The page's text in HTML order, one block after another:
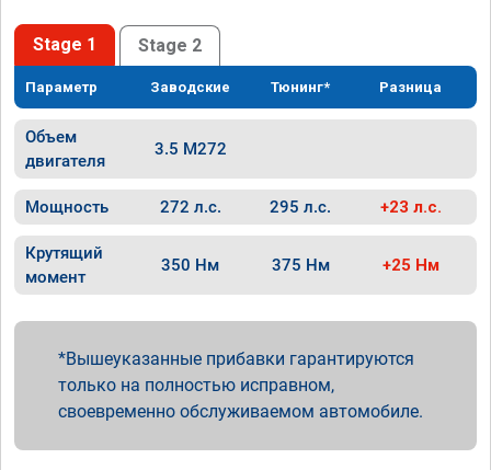
Stage 1 Stage 2
Параметр Заводские Тюнинг* Разница
Объем
двигателя
3.5 M272
Мощность 272 л.с. 295 л.с. +23 л.с.
Крутящий
момент
350 Нм 375 Нм +25 Нм
Вышеуказанные прибавки гарантируются
только на полностью исправном,
своевременно обслуживаемом автомобиле.